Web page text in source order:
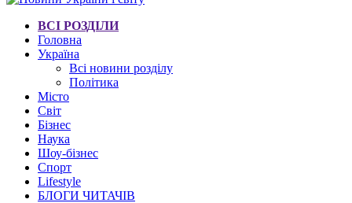
ВСІ РОЗДІЛИ
Головна
Україна
Всі новини розділу
Політика
Місто
Світ
Бізнес
Наука
Шоу-бізнес
Спорт
Lifestyle
БЛОГИ ЧИТАЧІВ